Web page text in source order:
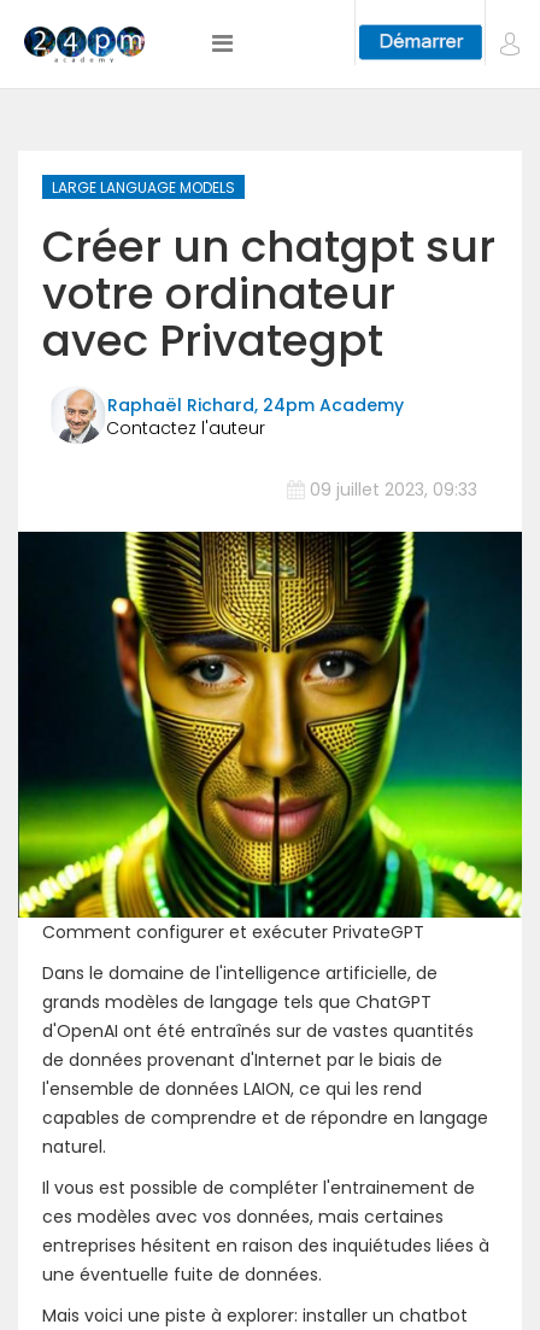
LARGE LANGUAGE MODELS
Créer un chatgpt sur
votre ordinateur
avec Privategpt
Raphaël Richard, 24pm Academy
09 juillet 2023, 09:33
Comment configurer et exécuter PrivateGPT
Dans le domaine de l'intelligence artificielle, de
grands modèles de langage tels que ChatGPT
d'OpenAI ont été entraînés sur de vastes quantités
de données provenant d'Internet par le biais de
l'ensemble de données LAION, ce qui les rend
capables de comprendre et de répondre en langage
naturel.
Il vous est possible de compléter l'entrainement de
ces modèles avec vos données, mais certaines
entreprises hésitent en raison des inquiétudes liées à
une éventuelle fuite de données.
Mais voici une piste à explorer: installer un chatbot